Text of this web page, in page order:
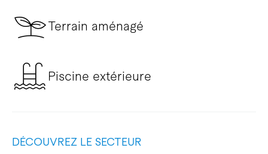
Terrain aménagé
Piscine extérieure
DÉCOUVREZ LE SECTEUR